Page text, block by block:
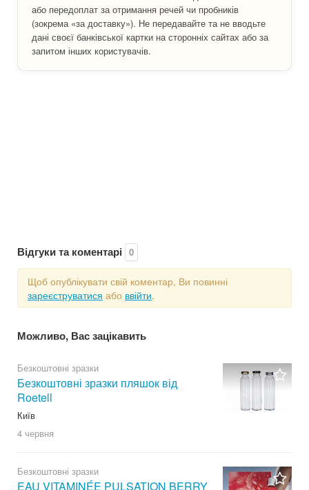
або передоплат за отримання речей чи пробників
(зокрема «за доставку»). Не передавайте та не вводьте
дані своєї банківської картки на сторонніх сайтах або за
запитом інших користувачів.
Відгуки та коментарі 0
Щоб опублікувати свій коментар, Ви повинні
зареєструватися або ввійти.
Можливо, Вас зацікавить
Безкоштовні зразки
Безкоштовні зразки пляшок від
Roetell
Київ
4 червня
Безкоштовні зразки
EAU VITAMINÉE PULSATION BERRY